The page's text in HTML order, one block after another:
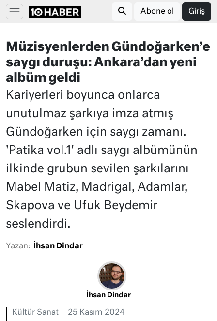
Abone ol Giriş
Müzisyenlerden Gündoğarken’e
saygı duruşu: Ankara’dan yeni
albüm geldi
Kariyerleri boyunca onlarca
unutulmaz şarkıya imza atmış
Gündoğarken için saygı zamanı.
'Patika vol.1' adlı saygı albümünün
ilkinde grubun sevilen şarkılarını
Mabel Matiz, Madrigal, Adamlar,
Skapova ve Ufuk Beydemir
seslendirdi.
Yazan: İhsan Dindar
İhsan Dindar
Kültür Sanat 25 Kasım 2024